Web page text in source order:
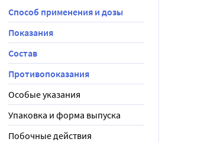
Способ применения и дозы
Показания
Состав
Противопоказания
Особые указания
Упаковка и форма выпуска
Побочные действия